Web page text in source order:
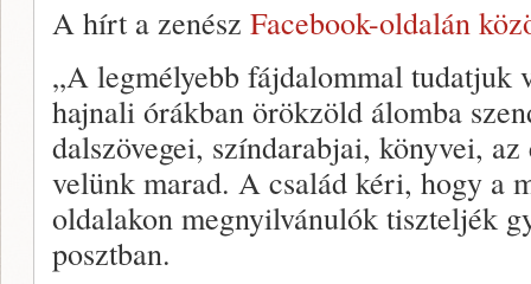
A hírt a zenész Facebook-oldalán
„A legmélyebb fájdalommal tudatjuk
hajnali órákban örökzöld álomba
dalszövegei, színdarabjai, könyvei,
velünk marad. A család kéri, hogy a
oldalakon megnyilvánulók tiszteljék
posztban.